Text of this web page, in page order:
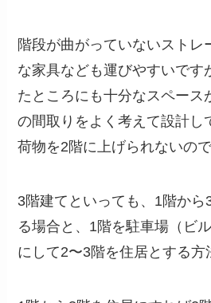
階段が曲がっていないストレ
な家具なども運びやすいです
たところにも十分なスペース
の間取りをよく考えて設計し
荷物を2階に上げられないの
3階建てといっても、1階から
る場合と、1階を駐車場（ビ
にして2〜3階を住居とする方